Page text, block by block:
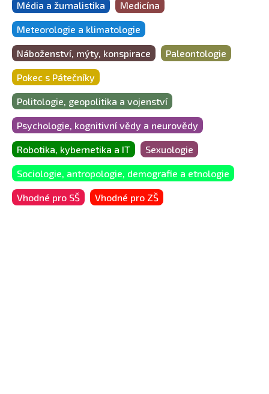
Média a žurnalistika Medicína
Meteorologie a klimatologie
Náboženství, mýty, konspirace Paleontologie
Pokec s Pátečníky
Politologie, geopolitika a vojenství
Psychologie, kognitivní vědy a neurovědy
Robotika, kybernetika a IT Sexuologie
Sociologie, antropologie, demografie a etnologie
Vhodné pro SŠ Vhodné pro ZŠ